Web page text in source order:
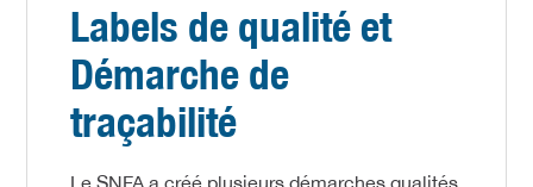
Labels de qualité et
Démarche de
traçabilité